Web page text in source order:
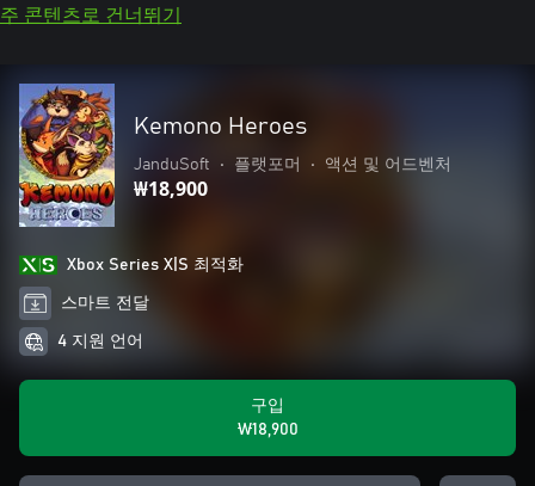
주 콘텐츠로 건너뛰기
Kemono Heroes
JanduSoft • 플랫포머 • 액션 및 어드벤처
₩18,900
Xbox Series X|S 최적화
스마트 전달
4 지원 언어
구입
₩18,900